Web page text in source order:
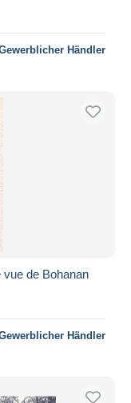
Händler
de Bohanan
Händler